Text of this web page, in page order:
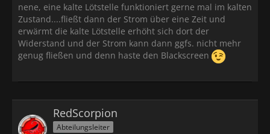
nene, eine kalte Lötstelle funktioniert gerne mal im kalten
Zustand....fließt dann der Strom über eine Zeit und
erwärmt die kalte Lötstelle erhöht sich dort der
Widerstand und der Strom kann dann ggfs. nicht mehr
genug fließen und denn haste den Blackscreen
RedScorpion
Abteilungsleiter